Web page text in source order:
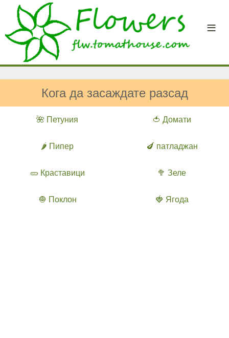
Кога да засаждате разсад
🌺 Петуния 🍅 Домати
🌶️ Пипер 🍆 патладжан
🥒 Краставици 🥦 Зеле
🧅 Поклон 🍓 Ягода